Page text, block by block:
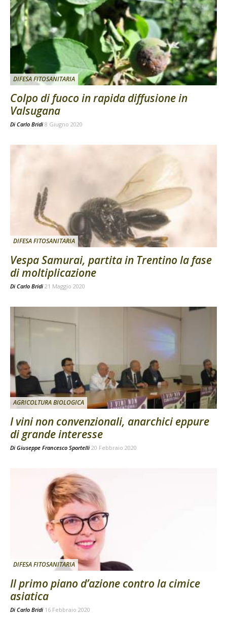
DIFESA FITOSANITARIA
Colpo di fuoco in rapida diffusione in
Valsugana
Di Carlo Bridi 8 Giugno 2020
DIFESA FITOSANITARIA
Vespa Samurai, partita in Trentino la fase
di moltiplicazione
Di Carlo Bridi 21 Maggio 2020
AGRICOLTURA BIOLOGICA
I vini non convenzionali, anarchici eppure
di grande interesse
Di Giuseppe Francesco Sportelli 20 Febbraio 2020
DIFESA FITOSANITARIA
Il primo piano d’azione contro la cimice
asiatica
Di Carlo Bridi 16 Febbraio 2020